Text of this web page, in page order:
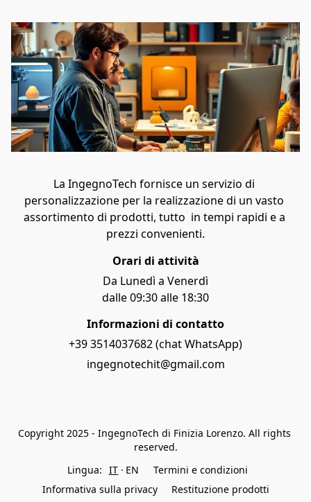
La IngegnoTech fornisce un servizio di
personalizzazione per la realizzazione di un vasto
assortimento di prodotti, tutto  in tempi rapidi e a
prezzi convenienti.
Orari di attività
Da Lunedì a Venerdì
dalle 09:30 alle 18:30
Informazioni di contatto
+39 3514037682 (chat WhatsApp)
ingegnotechit@gmail.com
Copyright 2025 - IngegnoTech di Finizia Lorenzo. All rights
reserved.
Lingua: IT EN
Termini e condizioni
Informativa sulla privacy
Restituzione prodotti